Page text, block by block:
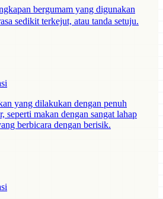
bergumam yang digunakan
sedikit terkejut, atau tanda setuju.
yang dilakukan dengan penuh
seperti makan dengan sangat lahap
berbicara dengan berisik.